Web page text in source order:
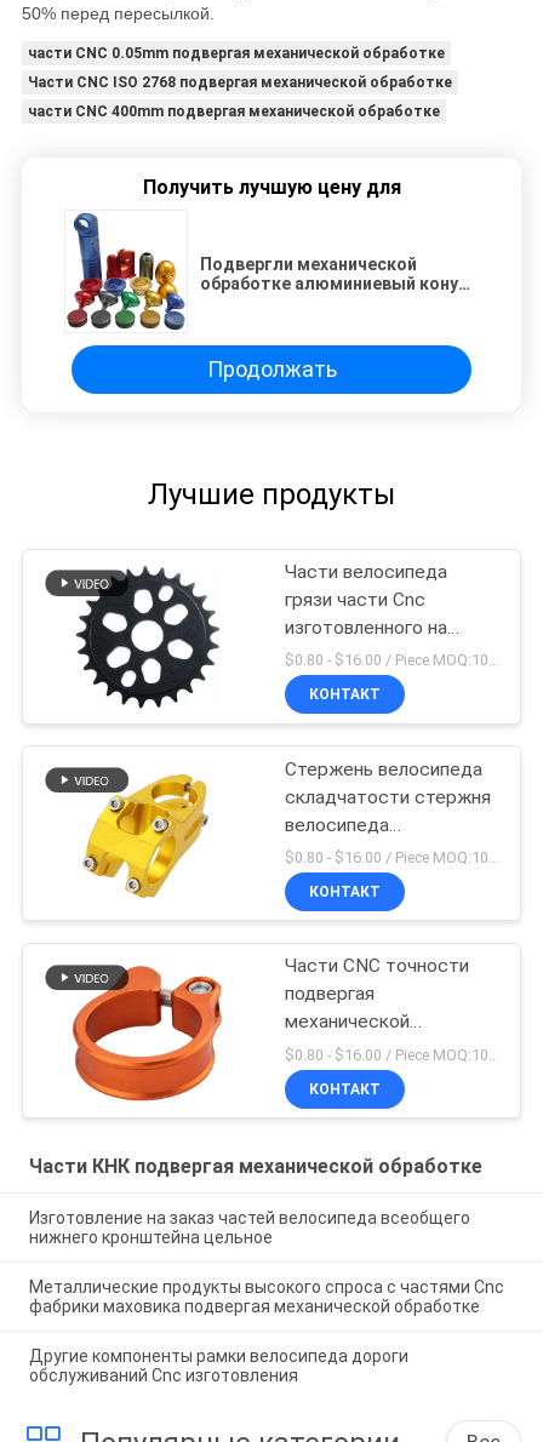
50% перед пересылкой
части CNC 0.05mm подвергая механической обработке
Части CNC ISO 2768 подвергая механической обработке
части CNC 400mm подвергая механической обработке
Получить лучшую цену для
Подвергли механической
обработке алюминиевый конус
ножа винта
Продолжать
Лучшие продукты
Части велосипеда
грязи части Cnc
изготовленного на
заказ OEM подвергая
механической
обработке мини
$0.80 - $16.00 / Piece MOQ:10 частей
КОНТАКТ
Стержень велосипеда
складчатости стержня
велосипеда
регулируемый двойной
сделанный в Китае
$0.80 - $16.00 / Piece MOQ:10 частей
КОНТАКТ
Части CNC точности
подвергая
механической
обработке велосипед 5
x 4 дюймов струбцины
Seatpost
$0.80 - $16.00 / Piece MOQ:10 частей
КОНТАКТ
Части КНК подвергая механической обработке
Изготовление на заказ частей велосипеда всеобщего
нижнего кронштейна цельное
Металлические продукты высокого спроса с частями Cnc
фабрики маховика подвергая механической обработке
Другие компоненты рамки велосипеда дороги
обслуживаний Cnc изготовления